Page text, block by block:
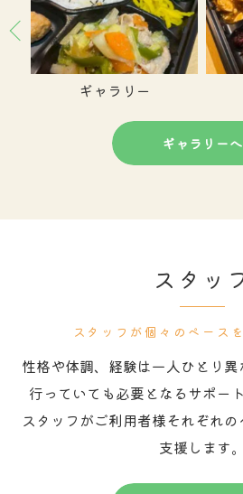
ギャラリー
ギャラリーへ
スタッフが個々のペース
スタッ
性格や体調、経験は一人ひとり
行っていても必要となるサポー
スタッフがご利用者様それぞれ
支援します。